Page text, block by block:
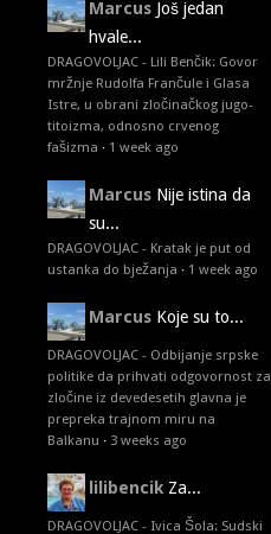
Marcus Još jedan
hvale...
DRAGOVOLJAC - Lili Benčik: Govor
mržnje Rudolfa Frančule i Glasa
Istre, u obrani zločinačkog jugo-
titoizma, odnosno crvenog
fašizma · 1 week ago
Marcus Nije istina da
su...
DRAGOVOLJAC - Kratak je put od
ustanka do bježanja · 1 week ago
Marcus Koje su to...
DRAGOVOLJAC - Odbijanje srpske
politike da prihvati odgovornost za
zločine iz devedesetih glavna je
prepreka trajnom miru na
Balkanu · 3 weeks ago
lilibencik Za...
DRAGOVOLJAC - Ivica Šola: Sudski